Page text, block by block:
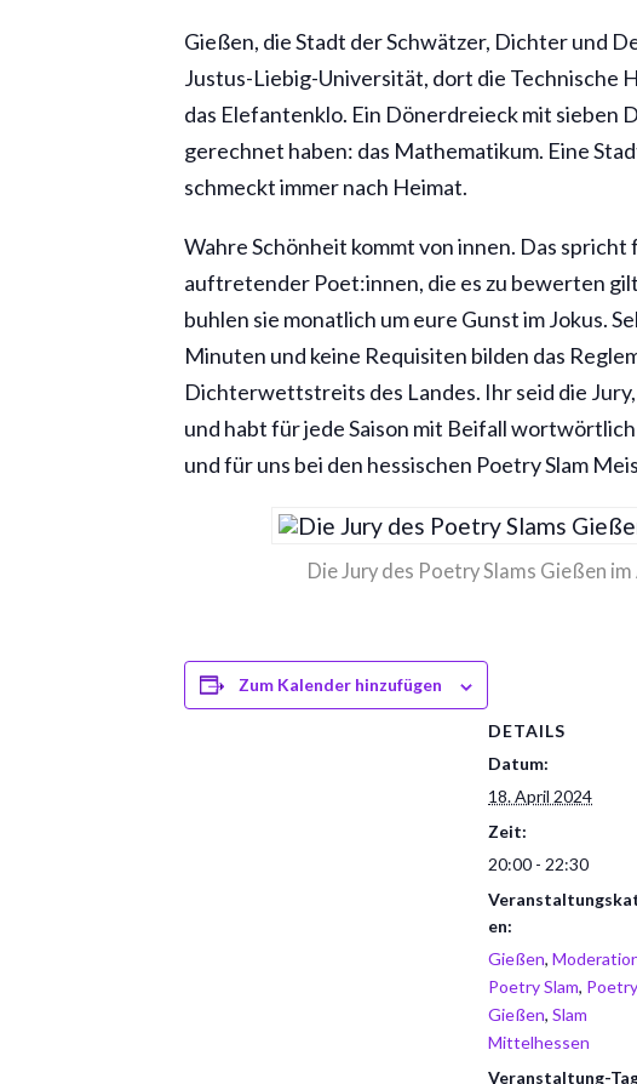
Gießen, die Stadt der Schwätzer, Dichter und
Justus-Liebig-Universität, dort die Technische
das Elefantenklo. Ein Dönerdreieck mit sieben
gerechnet haben: das Mathematikum. Eine
schmeckt immer nach Heimat.
Wahre Schönheit kommt von innen. Das
auftretender Poet:innen, die es zu bewerten
buhlen sie monatlich um eure Gunst im Jokus.
Minuten und keine Requisiten bilden das
Dichterwettstreits des Landes. Ihr seid die
und habt für jede Saison mit Beifall
und für uns bei den hessischen Poetry Slam
Die Jury des Poetry Slams Gießen
Zum Kalender hinzufügen
DETAILS
Datum:
18. April 2024
Zeit:
20:00 - 22:30
en:
Gießen,
Poetry Slam,
Gießen, Slam
Mittelhessen
Veranstaltung-